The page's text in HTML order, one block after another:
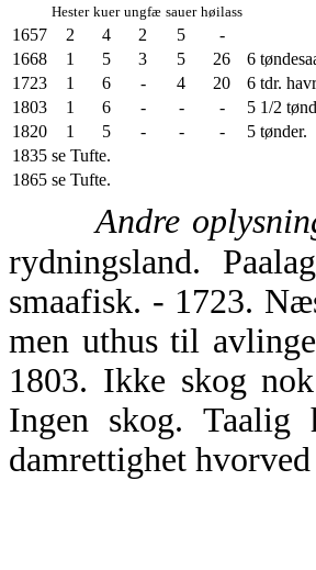
Hester kuer ungfæ sauer høilass
1657 2 4 2 5 -
1668
1 5 3 5 26
6
1723
1 6 - 4 20
6 tdr.
1803
1 6 - - -
5 1/2
1820
1 5 - - -
5 tønder.
1835 se Tufte.
1865 se Tufte.
Andre
rydningsland.
smaafisk. - 1723.
men uthus til
1803. Ikke skog
Ingen skog. Taalig
damrettighet